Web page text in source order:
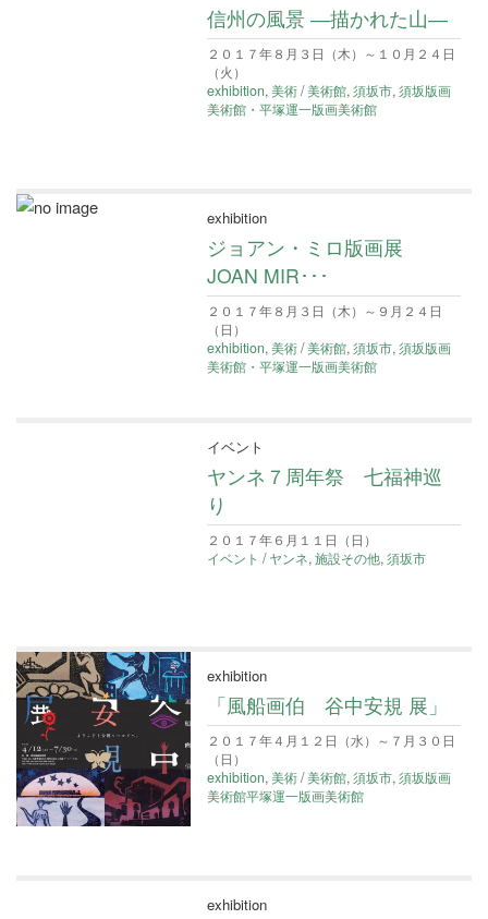
信州の風景 ―描かれた山―
２０１７年８月３日（木）～１０月２４日
（火）
exhibition,美術/美術館,須坂市,須坂版画
美術館・平塚運一版画美術館
exhibition
ジョアン・ミロ版画展
JOAN MIR･･･
２０１７年８月３日（木）～９月２４日
（日）
exhibition,美術/美術館,須坂市,須坂版画
美術館・平塚運一版画美術館
イベント
ヤンネ７周年祭 七福神巡
り
２０１７年６月１１日（日）
イベント /ヤンネ,施設その他,須坂市
exhibition
「風船画伯 谷中安規 展」
２０１７年４月１２日（水）～７月３０日
（日）
exhibition,美術/美術館,須坂市,須坂版画
美術館平塚運一版画美術館
exhibition